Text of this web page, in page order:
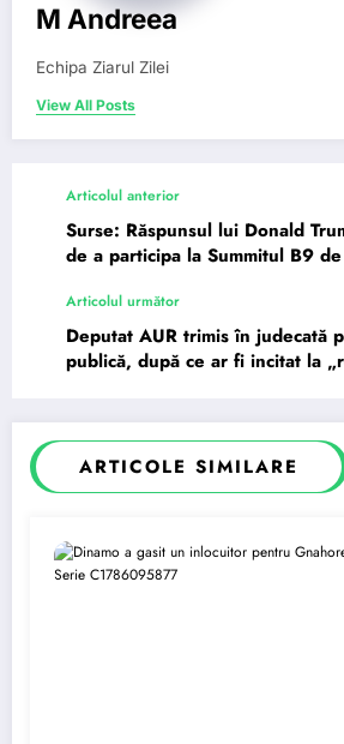
M Andreea
Echipa Ziarul Zilei
View All Posts
Articolul anterior
Surse: Răspunsul lui Donald
de a participa la Summitul B9
Articolul următor
Deputat AUR trimis în judecată
publică, după ce ar fi incitat la
ARTICOLE SIMILARE